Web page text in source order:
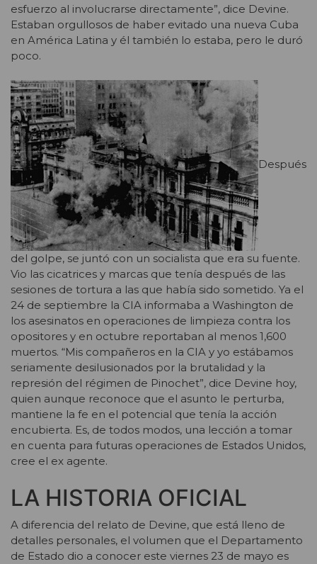
esfuerzo al involucrarse directamente”, dice Devine.
Estaban orgullosos de haber evitado una nueva Cuba
en América Latina y él también lo estaba, pero le duró
poco.
Después
del golpe, se juntó con un socialista que era su fuente.
Vio las cicatrices y marcas que tenía después de las
sesiones de tortura a las que había sido sometido. Ya el
24 de septiembre la CIA informaba a Washington de
los asesinatos en operaciones de limpieza contra los
opositores y en octubre reportaban al menos 1,600
muertos. “Mis compañeros en la CIA y yo estábamos
seriamente desilusionados por la brutalidad y la
represión del régimen de Pinochet”, dice Devine hoy,
quien aunque reconoce que el asunto le perturba,
mantiene la fe en el potencial que tenía la acción
encubierta. Es, de todos modos, una lección a tomar
en cuenta para futuras operaciones de Estados Unidos,
cree el ex agente.
LA HISTORIA OFICIAL
A diferencia del relato de Devine, que está lleno de
detalles personales, el volumen que el Departamento
de Estado dio a conocer este viernes 23 de mayo es